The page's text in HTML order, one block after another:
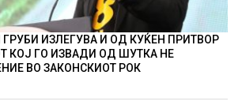
ГРУБИ ИЗЛЕГУВА И ОД КУЌЕН ПРИТВОР
КОЈ ГО ИЗВАДИ ОД ШУТКА НЕ
ВО ЗАКОНСКИОТ РОК